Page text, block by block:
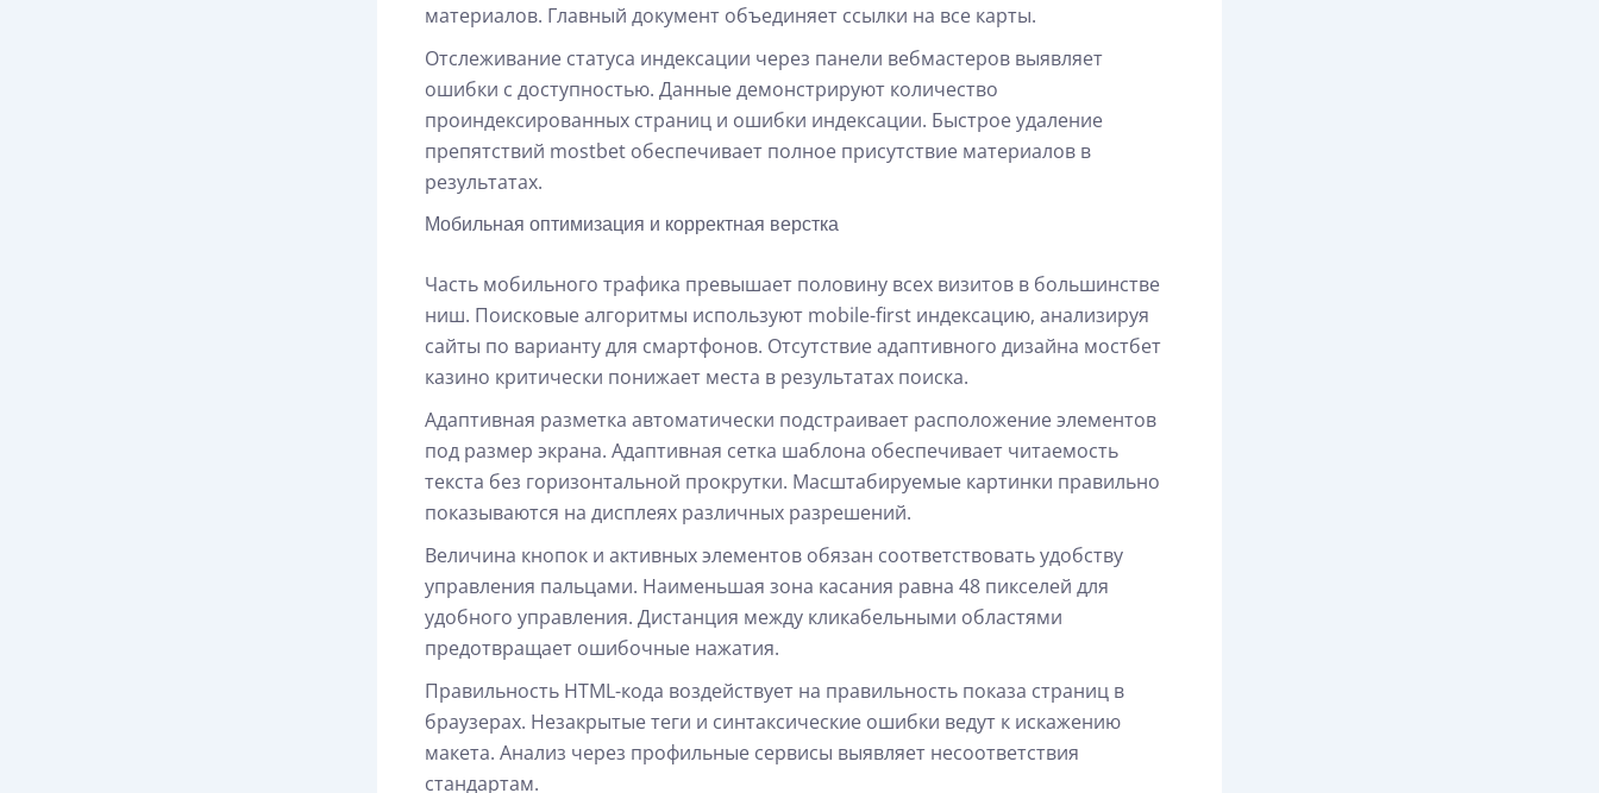
материалов. Главный документ объединяет ссылки на все карты.
Отслеживание статуса индексации через панели вебмастеров выявляет
ошибки с доступностью. Данные демонстрируют количество
проиндексированных страниц и ошибки индексации. Быстрое удаление
препятствий mostbet обеспечивает полное присутствие материалов в
результатах.
Мобильная оптимизация и корректная верстка
Часть мобильного трафика превышает половину всех визитов в большинстве
ниш. Поисковые алгоритмы используют mobile-first индексацию, анализируя
сайты по варианту для смартфонов. Отсутствие адаптивного дизайна мостбет
казино критически понижает места в результатах поиска.
Адаптивная разметка автоматически подстраивает расположение элементов
под размер экрана. Адаптивная сетка шаблона обеспечивает читаемость
текста без горизонтальной прокрутки. Масштабируемые картинки правильно
показываются на дисплеях различных разрешений.
Величина кнопок и активных элементов обязан соответствовать удобству
управления пальцами. Наименьшая зона касания равна 48 пикселей для
удобного управления. Дистанция между кликабельными областями
предотвращает ошибочные нажатия.
Правильность HTML-кода воздействует на правильность показа страниц в
браузерах. Незакрытые теги и синтаксические ошибки ведут к искажению
макета. Анализ через профильные сервисы выявляет несоответствия
стандартам.